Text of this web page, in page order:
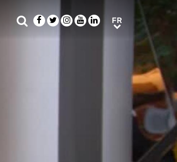
Rechercher
Facebook
TwitterInstagram
YoutubeLinkedIn
FR